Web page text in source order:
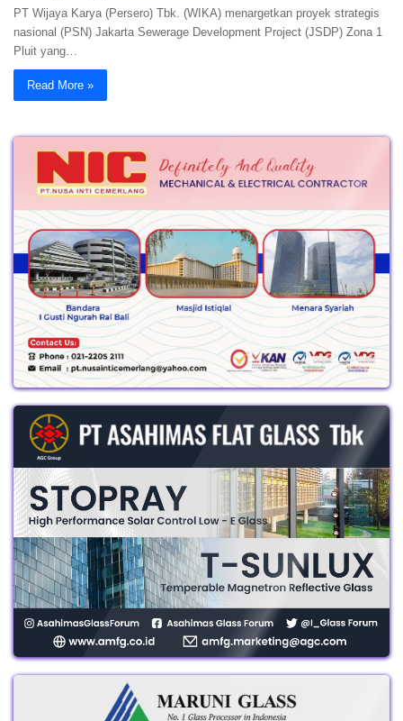
PT Wijaya Karya (Persero) Tbk. (WIKA) menargetkan proyek strategis
nasional (PSN) Jakarta Sewerage Development Project (JSDP) Zona 1
Pluit yang…
Read More »